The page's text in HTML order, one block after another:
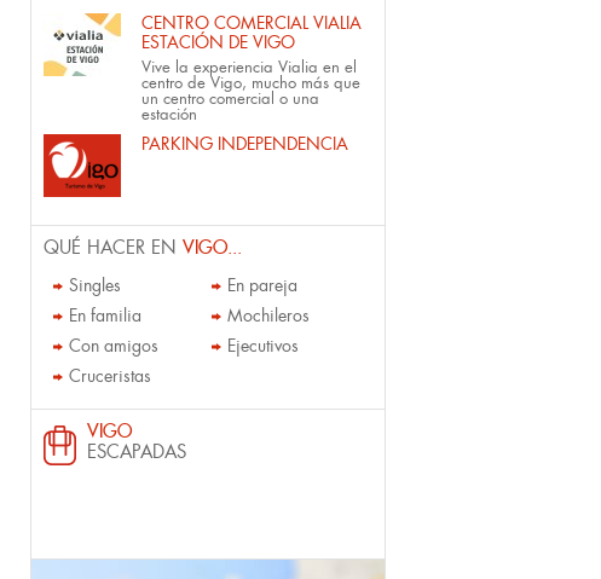
CENTRO COMERCIAL VIALIA
ESTACIÓN DE VIGO
Vive la experiencia Vialia en el
centro de Vigo, mucho más que
un centro comercial o una
estación
PARKING INDEPENDENCIA
QUÉ HACER EN VIGO...
Singles
En pareja
En familia
Mochileros
Con amigos
Ejecutivos
Cruceristas
VIGO
ESCAPADAS